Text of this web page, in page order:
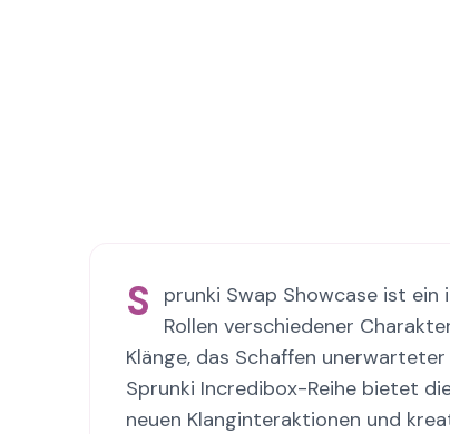
S
prunki Swap Showcase ist
Rollen verschiedener
Klänge, das Schaffen
Sprunki Incredibox-Reihe bietet
neuen Klanginteraktionen und